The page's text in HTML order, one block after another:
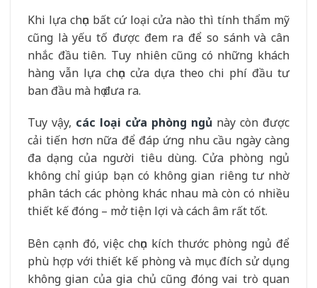
Khi lựa chọn bất cứ loại cửa nào thì tính thẩm mỹ
cũng là yếu tố được đem ra để so sánh và cân
nhắc đầu tiên. Tuy nhiên cũng có những khách
hàng vẫn lựa chọn cửa dựa theo chi phí đầu tư
ban đầu mà họ đưa ra.
Tuy vậy, các loại cửa phòng ngủ này còn được
cải tiến hơn nữa để đáp ứng nhu cầu ngày càng
đa dạng của người tiêu dùng. Cửa phòng ngủ
không chỉ giúp bạn có không gian riêng tư nhờ
phân tách các phòng khác nhau mà còn có nhiều
thiết kế đóng – mở tiện lợi và cách âm rất tốt.
Bên cạnh đó, việc chọn kích thước phòng ngủ để
phù hợp với thiết kế phòng và mục đích sử dụng
không gian của gia chủ cũng đóng vai trò quan